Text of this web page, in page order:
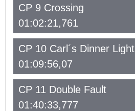
CP 9 Crossing
01:02:21,761
CP 10 Carl´s Dinner Light
01:09:56,07
CP 11 Double Fault
01:40:33,777